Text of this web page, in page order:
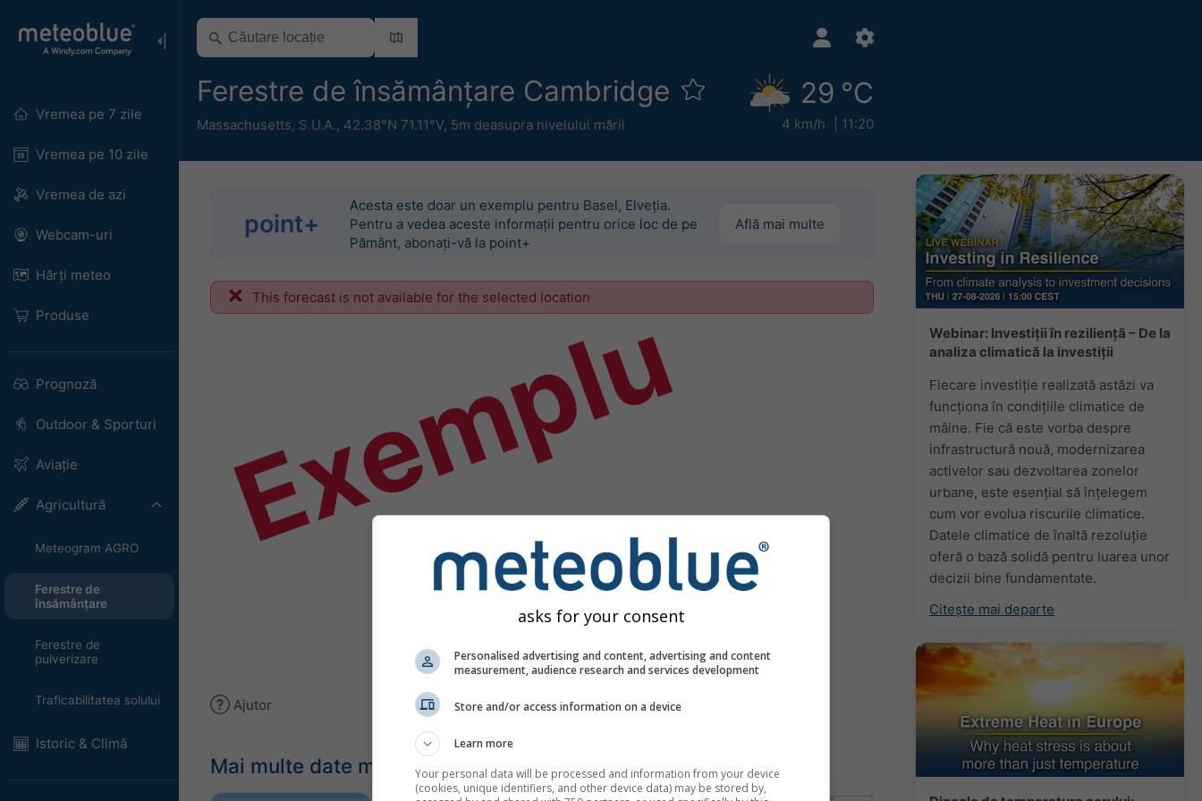
Vremea pe 7 zile
Vremea pe 10 zile
Vremea de azi
Webcam-uri
Hărți meteo
Produse
Prognoză
Outdoor & Sporturi
Aviație
Agricultură
Meteogram AGRO
Ferestre de
însămânțare
Ferestre de
pulverizare
Traficabilitatea solului
Istoric & Climă
Ferestre de însămânțare Cambridge
Massachusetts, S.U.A., 42.38°N 71.11°V, 5m deasupra nivelului mării
29 °C
4 km/h 11:20
Webinar: Investiții în reziliență – De la
analiza climatică la investiții
Fiecare investiție realizată astăzi va
funcționa în condițiile climatice de
mâine. Fie că este vorba despre
infrastructură nouă, modernizarea
activelor sau dezvoltarea zonelor
urbane, este esențial să înțelegem
cum vor evolua riscurile climatice.
Datele climatice de înaltă rezoluție
oferă o bază solidă pentru luarea unor
decizii bine fundamentate.
Citește mai departe
point+
Acesta este doar un exemplu pentru Basel, Elveția.
Pentru a vedea aceste informații pentru orice loc de pe
Pământ, abonați-vă la point+
Află mai multe
This forecast is not available for the selected location
Exemplu
Ajutor
Mai multe date meteo
asks for your consent
Personalised advertising and content, advertising and content
measurement, audience research and services development
Store and/or access information on a device
Learn more
Your personal data will be processed and information from your device
(cookies, unique identifiers, and other device data) may be stored by,